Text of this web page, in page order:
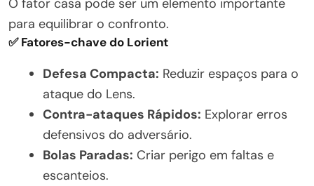
para equilibrar o confronto.
✅ Fatores-chave do Lorient
Defesa Compacta: Reduzir espaços para o
ataque do Lens.
Contra-ataques Rápidos: Explorar erros
defensivos do adversário.
Bolas Paradas: Criar perigo em faltas e
escanteios.